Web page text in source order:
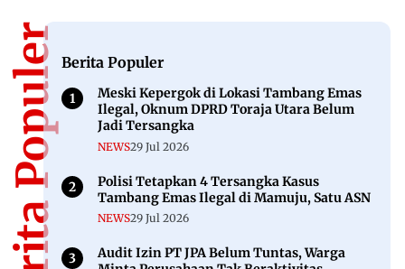
Berita PopulerBerita Populer
Meski Kepergok di Lokasi Tambang Emas
Ilegal, Oknum DPRD Toraja Utara Belum
Jadi Tersangka
NEWS29 Jul 2026
Polisi Tetapkan 4 Tersangka Kasus
Tambang Emas Ilegal di Mamuju, Satu ASN
NEWS29 Jul 2026
Audit Izin PT JPA Belum Tuntas, Warga